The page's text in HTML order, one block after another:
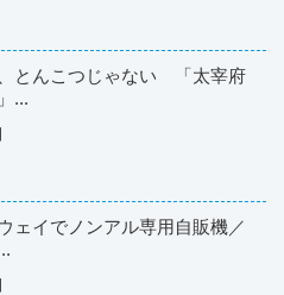
とんこつじゃない 「太宰府
...
ェイでノンアル専用自販機／